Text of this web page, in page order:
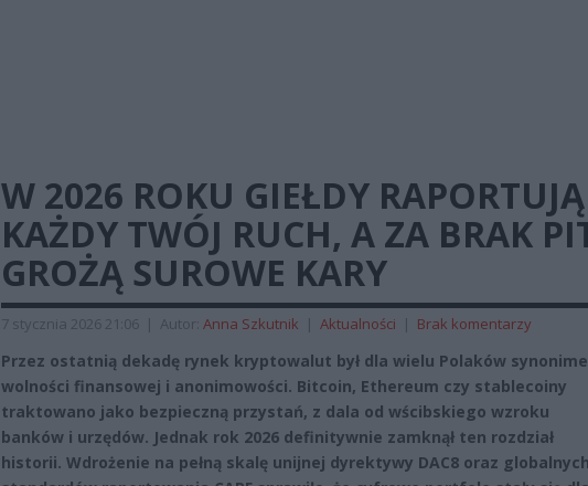
W 2026 ROKU GIEŁDY RAPORTUJĄ
KAŻDY TWÓJ RUCH, A ZA BRAK
GROŻĄ SUROWE KARY
7 stycznia 2026 21:06 | Autor: Anna Szkutnik | Aktualności | Brak komentarzy
Przez ostatnią dekadę rynek kryptowalut był dla wielu Polaków
wolności finansowej i anonimowości. Bitcoin, Ethereum czy stablecoiny
traktowano jako bezpieczną przystań, z dala od wścibskiego wzroku
banków i urzędów. Jednak rok 2026 definitywnie zamknął ten rozdział
historii. Wdrożenie na pełną skalę unijnej dyrektywy DAC8 oraz globalnych